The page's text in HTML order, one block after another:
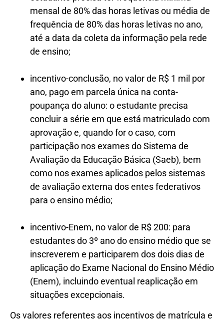
mensal de 80% das horas letivas ou média de
frequência de 80% das horas letivas no ano,
até a data da coleta da informação pela rede
de ensino;
incentivo-conclusão, no valor de R$ 1 mil por
ano, pago em parcela única na conta-
poupança do aluno: o estudante precisa
concluir a série em que está matriculado com
aprovação e, quando for o caso, com
participação nos exames do Sistema de
Avaliação da Educação Básica (Saeb), bem
como nos exames aplicados pelos sistemas
de avaliação externa dos entes federativos
para o ensino médio;
incentivo-Enem, no valor de R$ 200: para
estudantes do 3º ano do ensino médio que se
inscreverem e participarem dos dois dias de
aplicação do Exame Nacional do Ensino Médio
(Enem), incluindo eventual reaplicação em
situações excepcionais.
Os valores referentes aos incentivos de matrícula e